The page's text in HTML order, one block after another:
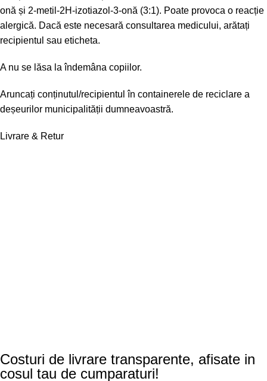
onă și 2-metil-2H-izotiazol-3-onă (3:1). Poate provoca o reacție
alergică. Dacă este necesară consultarea medicului, arătați
recipientul sau eticheta.
A nu se lăsa la îndemâna copiilor.
Aruncați conținutul/recipientul în containerele de reciclare a
deșeurilor municipalității dumneavoastră.
Livrare & Retur
Costuri de livrare transparente, afisate in
cosul tau de cumparaturi!